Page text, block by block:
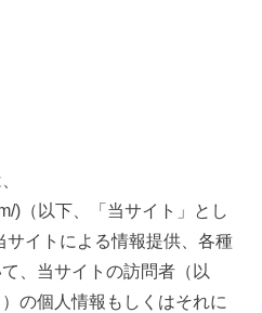
)（以下、「当サイト」とし
サイトによる情報提供、各種
、当サイトの訪問者（以
の個人情報もしくはそれに